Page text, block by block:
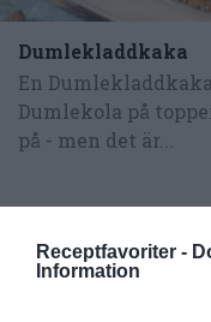
Receptfavoriter -
Information
Dumlekladdkaka
En
Dumlekola på
på - men det är...